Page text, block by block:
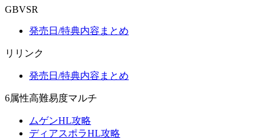
GBVSR
発売日/特典内容まとめ
リリンク
発売日/特典内容まとめ
6属性高難易度マルチ
ムゲンHL攻略
ディアスポラHL攻略